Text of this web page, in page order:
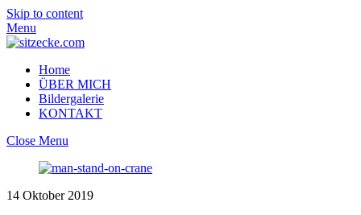
Skip to content
Menu
Home
ÜBER MICH
Bildergalerie
KONTAKT
Close Menu
14 Oktober 2019